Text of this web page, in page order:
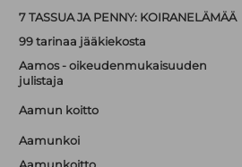
7 TASSUA JA PENNY: KOIRANELÄMÄÄ
99 tarinaa jääkiekosta
Aamos - oikeudenmukaisuuden
julistaja
Aamun koitto
Aamunkoi